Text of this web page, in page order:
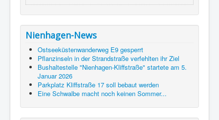
Nienhagen-News
Ostseeküstenwanderweg E9 gesperrt
Pflanzinseln in der Strandstraße verfehlten ihr Ziel
Bushaltestelle "Nienhagen-Kliffstraße" startete am 5.
Januar 2026
Parkplatz Kliffstraße 17 soll bebaut werden
Eine Schwalbe macht noch keinen Sommer...